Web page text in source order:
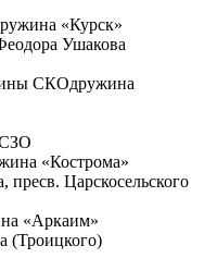
«Курск»
Ушакова
СКОдружина
«Кострома»
Царскосельского
«Аркаим»
(Троицкого)